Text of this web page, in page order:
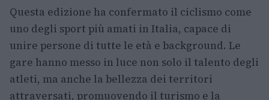
Questa edizione ha confermato il ciclismo come
uno degli sport più amati in Italia, capace di
unire persone di tutte le età e background. Le
gare hanno messo in luce non solo il talento degli
atleti, ma anche la bellezza dei territori
attraversati, promuovendo il turismo e la